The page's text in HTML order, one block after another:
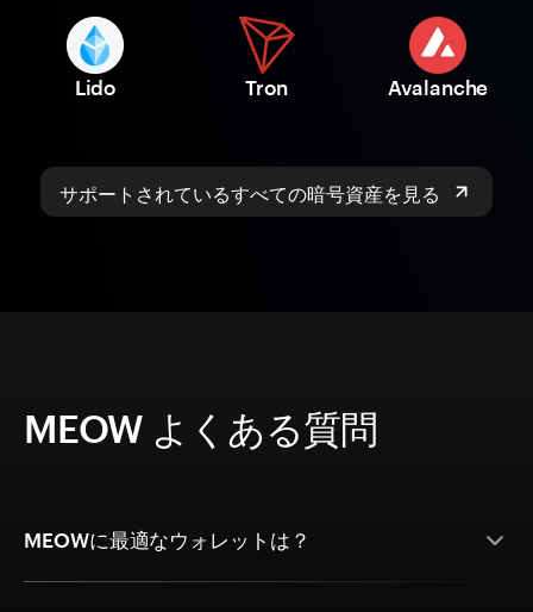
Lido Tron Avalanche
サポートされているすべての暗号資産を見る
MEOW よくある質問
MEOWに最適なウォレットは？